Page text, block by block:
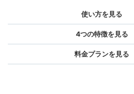
使い方を見る
4つの特徴を見る
料金プランを見る